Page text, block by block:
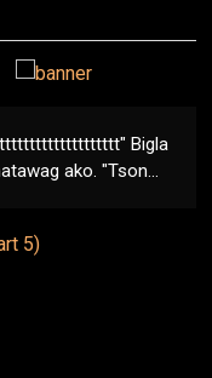
Bigla
ako. "Tson...
5)